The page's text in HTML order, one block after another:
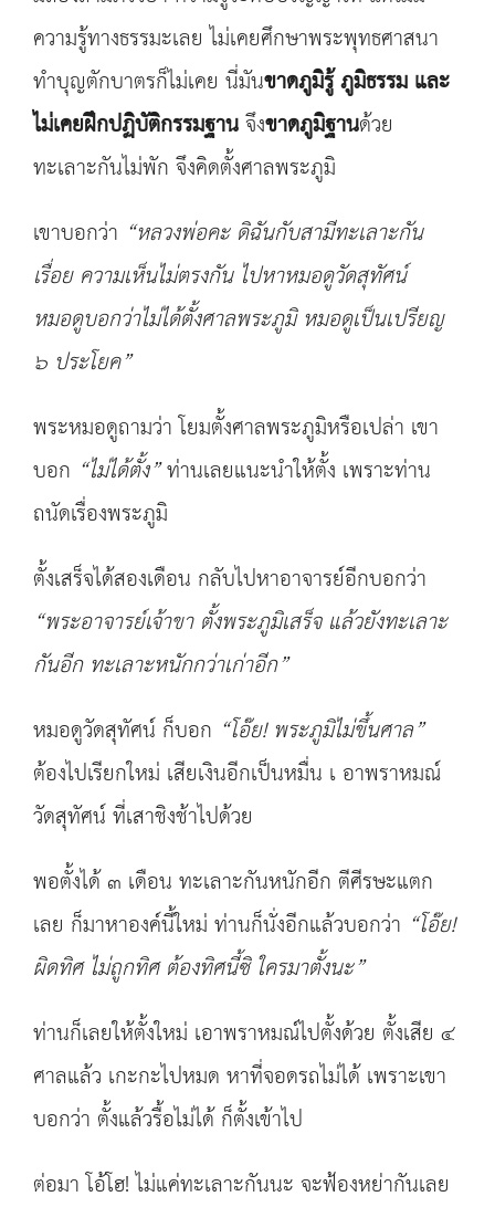
ความรู้ทางธรรมะเลย ไม่เคยศึกษาพระพุทธศาสนา
ทำบุญตักบาตรก็ไม่เคย นี่มันขาดภูมิรู้ ภูมิธรรม และ
ไม่เคยฝึกปฏิบัติกรรมฐานจึงขาดภูมิฐานด้วย
ทะเลาะกันไม่พัก จึงคิดตั้งศาลพระภูมิ
เขาบอกว่า “หลวงพ่อคะ ดิฉันกับสามีทะเลาะกัน
เรื่อย ความเห็นไม่ตรงกัน ไปหาหมอดูวัดสุทัศน์
หมอดูบอกว่าไม่ได้ตั้งศาลพระภูมิ หมอดูเป็นเปรียญ
๖ ประโยค”
พระหมอดูถามว่า โยมตั้งศาลพระภูมิหรือเปล่า เขา
บอก “ไม่ได้ตั้ง”ท่านเลยแนะนำให้ตั้ง เพราะท่าน
ถนัดเรื่องพระภูมิ
ตั้งเสร็จได้สองเดือน กลับไปหาอาจารย์อีกบอกว่า
“พระอาจารย์เจ้าขา ตั้งพระภูมิเสร็จ แล้วยังทะเลาะ
กันอีก ทะเลาะหนักกว่าเก่าอีก”
หมอดูวัดสุทัศน์ ก็บอก “โอ๊ย!พระภูมิไม่ขึ้นศาล”
ต้องไปเรียกใหม่ เสียเงินอีกเป็นหมื่น เ อาพราหมณ์
วัดสุทัศน์ ที่เสาชิงช้าไปด้วย
พอตั้งได้ ๓ เดือน ทะเลาะกันหนักอีก ตีศีรษะแตก
เลย ก็มาหาองค์นี้ใหม่ ท่านก็นั่งอีกแล้วบอกว่า “โอ๊ย!
ผิดทิศ ไม่ถูกทิศ ต้องทิศนี้ซิ ใครมาตั้งนะ”
ท่านก็เลยให้ตั้งใหม่ เอาพราหมณ์ไปตั้งด้วย ตั้งเสีย ๔
ศาลแล้ว เกะกะไปหมด หาที่จอดรถไม่ได้ เพราะเขา
บอกว่า ตั้งแล้วรื้อไม่ได้ ก็ตั้งเข้าไป
ต่อมา โอ้โฮ! ไม่แค่ทะเลาะกันนะ จะฟ้องหย่ากันเลย